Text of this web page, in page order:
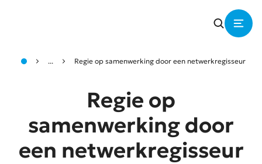
... Regie op samenwerking door een netwerkregisseur
Regie op
samenwerking door
een netwerkregisseur